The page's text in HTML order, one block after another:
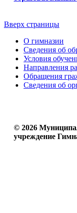
Вверх страницы
О гимназии
Сведения об
Условия
Направления
Обращения
Сведения об
© 2026
учреждение